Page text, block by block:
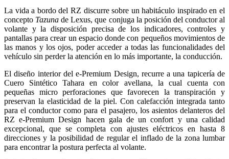
La vida a bordo del RZ discurre sobre un habitáculo inspirado en el
concepto Tazuna de Lexus, que conjuga la posición del conductor al
volante y la disposición precisa de los indicadores, controles y
pantallas para crear un espacio donde con pequeños movimientos de
las manos y los ojos, poder acceder a todas las funcionalidades del
vehículo sin perder la atención en lo más importante, la conducción.
El diseño interior del e-Premium Design, recurre a una tapicería de
Cuero Sintético Tahara en color avellana, la cual cuenta con
pequeñas micro perforaciones que favorecen la transpiración y
preservan la elasticidad de la piel. Con calefacción integrada tanto
para el conductor como para el pasajero, los asientos delanteros del
RZ e-Premium Design hacen gala de un confort y una calidad
excepcional, que se completa con ajustes eléctricos en hasta 8
direcciones y la posibilidad de regular el inflado de la zona lumbar
para encontrar la postura perfecta al volante.